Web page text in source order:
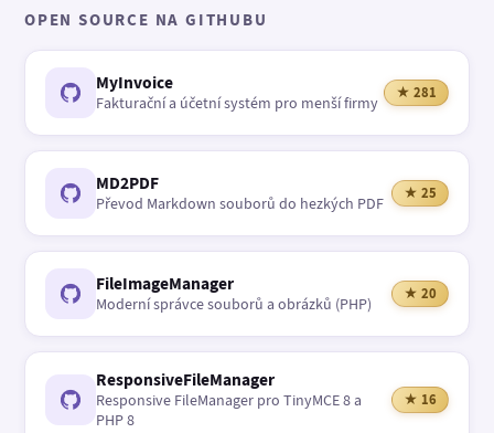
OPEN SOURCE NA GITHUBU
MyInvoice
Fakturační a účetní systém pro menší firmy
★ 281
MD2PDF
Převod Markdown souborů do hezkých PDF
★ 25
FileImageManager
Moderní správce souborů a obrázků (PHP)
★ 20
ResponsiveFileManager
Responsive FileManager pro TinyMCE 8 a
PHP 8
★ 16